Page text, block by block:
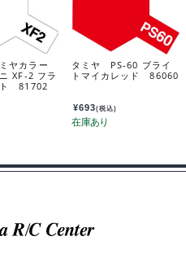
ヤカラー
XF-2 フラ
ト 81702
タミヤ PS-60 ブライ
トマイカレッド 86060
¥693(税込)